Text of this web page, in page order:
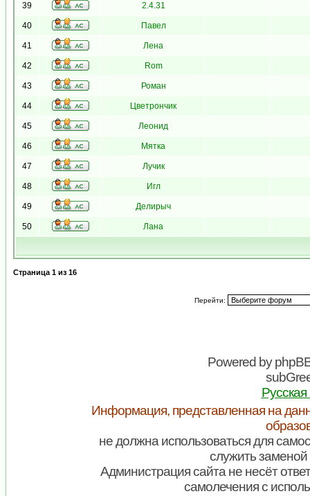
39 2.4.31
40 Павел
41 Лена
42 Rom
43 Роман
44 Цветрончик
45 Леонид
46 Мятка
47 Лучик
48 Игл
49 Делирыч
50 Лана
Страница 1 из 16
Перейти:
Powered by
Информация, представленная на
не должна использоваться для
служить заменой
Администрация сайта не несёт
самолечения с